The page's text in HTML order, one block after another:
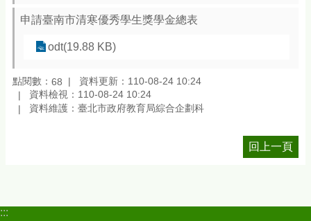
申請臺南市清寒優秀學生獎學金總表
odt(19.88 KB)
點閱數： 68
資料更新：110-08-24 10:24
資料檢視：110-08-24 10:24
資料維護：臺北市政府教育局綜合企劃科
回上一頁
:::